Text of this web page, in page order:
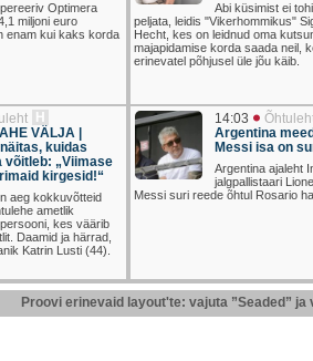
Optimera
miljoni euro
enam kui kaks korda
Abi küsimist ei
peljata, leidis "Vikerhommikus"
Hecht, kes on leidnud oma
majapidamise korda saada neil,
erinevatel põhjusel üle jõu käib.
H
VÄLJA |
kuidas
võitleb: „Viimase
kirgesid!“
aeg kokkuvõtteid
ametlik
kes väärib
Daamid ja härrad,
Katrin Lusti (44).
14:03
Argentina
Messi isa on
Argentina ajaleht
jalgpallistaari
Messi suri reede õhtul Rosario
Proovi erinevaid layout'te: vajuta ”Seaded”